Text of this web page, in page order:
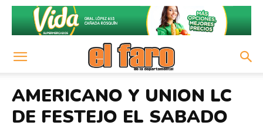
AMERICANO Y UNION LC
DE FESTEJO EL SABADO